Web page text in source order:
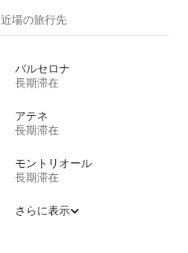
近場の旅行先
バルセロナ
長期滞在
アテネ
長期滞在
モントリオール
長期滞在
さらに表示